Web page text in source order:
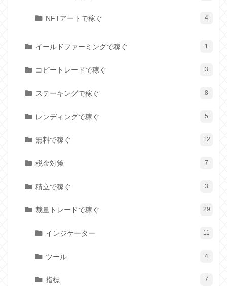
NFTアートで稼ぐ 4
イールドファーミングで稼ぐ 1
コピートレードで稼ぐ 3
ステーキングで稼ぐ 8
レンディングで稼ぐ 5
無料で稼ぐ 12
税金対策 7
積立で稼ぐ 3
裁量トレードで稼ぐ 29
インジケーター 11
ツール 4
指標 7